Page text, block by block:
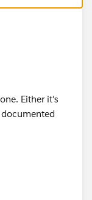
Either it's
documented